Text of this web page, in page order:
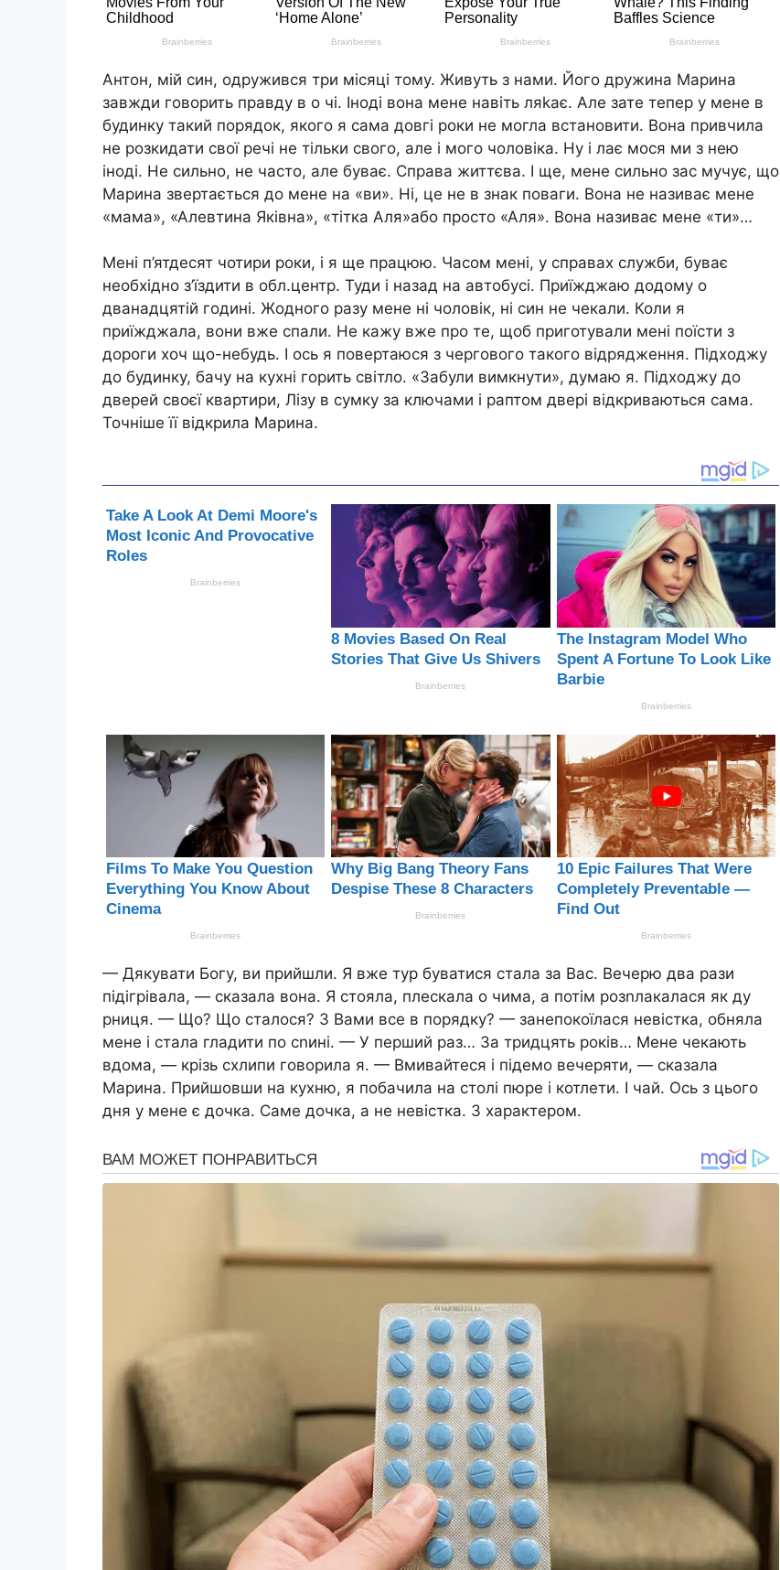
Антон, мій син, одружився три місяці тому. Живуть з нами. Його дружина Марина
завжди говорить правду в о чі. Іноді вона мене навіть ляkає. Але зате тепер у мене в
будинку такий порядок, якого я сама довгі роки не могла встановити. Вона привчила
не розкидати свої речі не тільки свого, але і мого чоловіка. Ну і лає мося ми з нею
іноді. Не сильно, не часто, але буває. Справа життєва. І ще, мене сильно зас мучує, що
Марина звертається до мене на «ви». Ні, це не в знак поваги. Вона не називає мене
«мама», «Алевтина Яківна», «тітка Аля»або просто «Аля». Вона називає мене «ти»…
Мені п’ятдесят чотири роки, і я ще працюю. Часом мені, у справах служби, буває
необхідно з’їздити в обл.центр. Туди і назад на автобусі. Приїжджаю додому о
дванадцятій годині. Жодного разу мене ні чоловік, ні син не чекали. Коли я
приїжджала, вони вже спали. Не кажу вже про те, щоб приготували мені поїсти з
дороги хоч що-небудь. І ось я повертаюся з чергового такого відрядження. Підходжу
до будинку, бачу на кухні горить світло. «Забули вимкнути», думаю я. Підходжу до
дверей своєї квартири, Лізу в сумку за ключами і раптом двері відкриваються сама.
Точніше її відкрила Марина.
— Дякувати Богу, ви прийшли. Я вже тур буватися стала за Вас. Вечерю два рази
підігрівала, — сказала вона. Я стояла, плескала о чима, а потім розnлакалася як ду
рниця. — Що? Що сталося? З Вами все в порядку? — занепокоїлася невістка, обняла
мене і стала гладити по сnині. — У перший раз… За тридцять років… Мене чекають
вдома, — крізь схлипи говорила я. — Вмивайтеся і підемо вечеряти, — сказала
Марина. Прийшовши на кухню, я побачила на столі пюре і котлети. І чай. Ось з цього
дня у мене є дочка. Саме дочка, а не невістка. З характером.